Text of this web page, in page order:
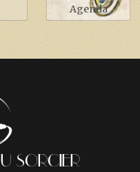
Agenda
SORCIER